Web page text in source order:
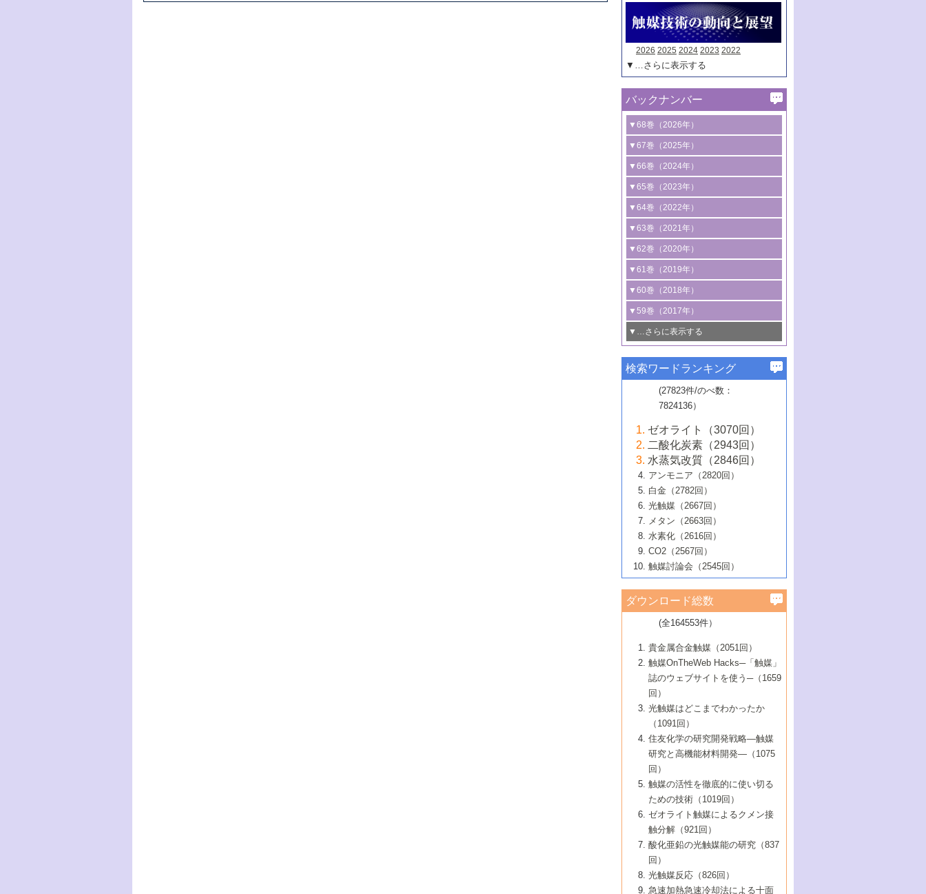
2026 2025 2024 2023 2022
▼…さらに表示する
バックナンバー
▼68巻（2026年）
1号 過酸化水素合成に関する研究動向
2号 コンピューター技術により加速する
触媒開発
3号 有機分子変換やCO 資源化のための
光触媒に関する最近の研究
B号 第137回触媒討論会（2026年）
▼67巻（2025年）
1号 CO
水素化によるグリーン燃料/グリ
ーンケミカル製造
2号 水素製造のための水分解技術に関す
る最近の研究
3号 オレフィン系樹脂の精密合成に関す
る最新技術
4号 アルコール類の効率的変換を実現す
る非貴金属触媒の研究動向
5号 ゼオライトの合成と応用における研
究動向
6号 ヘテロ接合界面
B号 第135回触媒討論会（2025年）
▼66巻（2024年）
1号 低次元ナノ構造を有する触媒材料
2号 規制反応場を活用した固体触媒研究
の新展開
3号 未踏分子変換を目指した酸化触媒プ
ロセスの最前線
4号 シンクロトロン放射光および中性子
線を利用した触媒解析技術の最先端
5号 単原子触媒
6号 参照触媒委員会からのお知らせ
B号 第133回触媒討論会（2023年）
▼65巻（2023年）
1号 炭素が関わる触媒機能
2号 プラスチックケミカルリサイクルの
ための触媒技術
3号 非酸化物系金属化合物を基盤とした
触媒材料の開発
4号 格子酸素・格子酸素欠陥を利用した
触媒反応
5号 生体触媒によるエネルギー変換反応
6号 窒素とリンの循環のための触媒・機
能性材料
▼64巻（2022年）
1号 合成ガス製造とCOを用いるケミカル
ズ合成の最新動向
2号 化学品合成のための合金触媒開発
3号 CO の排出削減および有効活用のた
めの触媒技術
4号 若手による情報発信企画～とびたて
若き触媒の研究者たち～（1）
若き触媒の研究者たち～（2）
6号 石油のノーブル・ユースを志向した
触媒技術
大学：オンライン・対面開催）
▼63巻（2021年）
1号 金触媒の新展開
2号 ペロブスカイト
3号 特殊反応場を利用した触媒的分子変
換反応
4号 多孔質材料を用いた触媒の新展開
5号 情報学的手法を用いた触媒開発
6号 カーボンニュートラルに向けた電解
技術
B号 第127回触媒討論会（2021年・オン
ライン開催(Zoom)のみ）
▼62巻（2020年）
1号 触媒設計を拓く欠陥構造のキャラク
タリゼーション
2号 機能化学品製造に資するクリーンな
触媒的酸化反応
3号 水処理のための触媒化学
4号 光触媒を用いた水分解の最新の研究
動向
5号 次世代の触媒プロセスを支えるマイ
6号 メタン転換技術の最新動向
B号 第125回触媒討論会（2020年・工学
院大学）
▼61巻（2019年）
1号 物質移動制御に着目した触媒プロセ
ス開発
2号 CO2 フリー水素サプライチェーンに
関わる触媒開発動向
3号 精密高分子合成に関する最近の研究
動向
4号 バイオマス化成品製造のための触媒
5号 固体触媒による含窒素有機化合物変
換の最前線
6号 貴金属使用量低減に向けた自動車排
ガス浄化触媒の開発
B号 第123回触媒討論会（2019年・大阪
▼60巻（2018年）
1号 固体酸触媒の最新の研究動向
2号 二酸化炭素からの有用化学品合成
3号 ナノ粒子・クラスター触媒の最前線
4号 60周年記念企画
5号 進化するゼオライト合成技術
6号 非貴金属系触媒における電気化学的
B号 第121回触媒討論会（2018年・東京
大学）
▼59巻（2017年）
1号 いたるところに，触媒
最先端技術
3号 無機分離膜材料の開発と触媒反応プ
ロセスへの適用
5号 水素のふるまいを解き明かす最先端
研究
6号 低級アルカンの有効利用のための触
媒技術
B号 第119回触媒討論会（2017年・首都
大学東京）
▼…さらに表示する
1号 ユニークな構造の高分子を生み出す触
2号 リグニンからの化成品製造に向けた触
媒技術
3号 触媒研究の最先端～とびたて若き研究
者たち～（1）
4号 触媒研究の最先端～とびたて若き研究
者たち～（2）
5号 触媒研究の最先端～とびたて若き研究
者たち～（3）
6号 イオニクス材料と燃料電池・電解合成
の最新の研究動向
B号 第117回触媒討論会（2016年・大阪府
立大学）
▼57巻（2015年）
1号 水素キャリアにかかわる触媒技術の新
2号 石油精製用触媒の最近の進展
3号 固体酸化物形燃料電池（SOFC）におけ
るアノード触媒上での燃料直接改質技術
4号 コアシェル構造の制御による触媒機能
5号 工業触媒およびその周辺技術の最近の
進歩
6号 ナノシート
B号 第115回触媒討論会（2015年・成蹊大
▼56巻（2014年）
2号 光触媒反応機構に関する最新の研究動
向
開発動向
4号 人工光合成に向けた近年のアプローチ
5号 未利用熱エネルギーの有効活用に貢献
する触媒技術
6号 ポリオキソメタレート
B号 第113回触媒討論会（2014年・ロワジ
ールホテル豊橋）
1号 高耐久性燃料電池システム用触媒にお
ける新展開
2号 リビングラジカル重合の最近の動向
3号 天然ガスの化学工業的展開に関する触
媒技術
4号 貴金属触媒の精密構造制御とその活用
5号 バイオマス化成品製造のための固体触
6号 ナノ空間─吸着状態解析から新機能開拓
B号 第111回触媒討論会（2013年・関西大
▼54巻（2012年）
1号 規則性多孔体の利用技術における最近
の進歩
2号 第109回触媒討論会
3号 貴金属低減技術の最新動向
4号 貴金属代替技術の最新動向
5号 光触媒による物質変換反応の新展開
6号 グラフェン
7号 水素を利用する化成品合成の新潮流
▼53巻（2011年）
1号 金属学から見る合金触媒の新展開
2号 第107回触媒討論会
3号 触媒のその場観察法の進歩（１）
4号 触媒のその場観察法の進歩（２）
5号 不活性結合の触媒的活性化による有機
合成
6号 新しい固体酸触媒技術
7号 ゼオライト合成における最近の進歩
▼52巻（2010年）
1号 触媒の劣化対策と長寿命触媒開発
2号 第105回触媒討論会
3号 ナノ構造が拓く新機能
4号 活性サイトおよびその環境の精密な設
計による触媒の高機能化
5号 触媒を有効に使うための技術
7号 有機分子触媒による精密有機合成
8号 高機能化ポリオレフィンに向けた重合
触媒の最近の進展
1号 炭素材料－熱い注目を集める材料－
2号 第103回触媒討論会
3号 環境浄化用光触媒の現状と課題
4号 水素社会の実現に向けた水素製造・貯
蔵技術の進歩
5号 CO2が関わる触媒・材料
7号 持続可能社会実現のための触媒および
触媒関連技術
▼50巻（2008年）
1号 触媒化学と学会のこの10年，半世紀，
そして未来
2号 第101回触媒討論会
4号 錯体を利用したユニークな表面構造の
構築と機能
5号 若手会員による触媒研究の未来展望1：
企業編
6号 第102回触媒討論会
7号 触媒・化学反応における計算化学の進
8号 若手研究者による触媒研究の未来展望
2：大学・研究所編
▼49巻（2007年）
1号 含フッ素化合物の合成と触媒
2号 第99回触媒討論会
3号 実用的ファインケミカル合成プロセス
を実現する触媒
5号 こんな物質，あんな物質―新たな触媒
の可能性―
7号 『結晶の化学』を活かした触媒研究
8号 イオン液体の応用
▼48巻（2006年）
1号 固体酸触媒の最近の進歩
2号 第97回触媒討論会
3号 リビング重合触媒の最近の展開
5号 水素製造・貯蔵のための触媒技術の新
しい展開
6号 第98回触媒討論会
7号 基礎化学品製造の触媒技術
8号 多機能型リアクター
1号 最近の触媒担体とその効果
2号 第95回触媒討論会
4号 水分解用光触媒材料
5号 時間分解分光の進歩と応用
6号 第96回触媒討論会
8号 超臨界流体を用いた化学プロセスの新
▼46巻（2004年）
1号 部分酸化反応触媒の最前線
2号 第93回触媒討論会
3号 特殊エネルギー場の触媒反応
4号 生体内における金属の触媒作用
5号 ファインケミカルズの展開に寄与する
6号 第94回触媒討論会
7号 サブナノレベルでみた新しい表面現象
8号 オレフィン重合触媒の新たな展
▼45巻（2003年）
1号 なぜこの触媒が良いのか？
2号 第91回触媒討論会
3号 最近の自動車排ガス処理技術
4号 触媒研究の現状と将来─第90回触媒討論
5号 基礎化学品製造の触媒技術
6号 第92回触媒討論会
7号 基礎化学品製造の触媒技術
8号 資源の循環と触媒技術
▼44巻（2002年）
1号 高次制御された触媒の化学
2号 第89回触媒討論会
3号 触媒を利用した電気化学の新展開
4号 ナノ材料の調製と機能化
5号 こんな触媒が欲しい
6号 第90回触媒討論会
7号 触媒研究と学術雑誌/情報
8号 若い世代からみた触媒化学の現状と未
▼43巻（2001年）
1号 グリーンケミストリーと触媒
2号 第87回触媒討論会特集号
3号 生体触媒とバイオプロセス
4号 水素製造・利用の触媒化学
5号 触媒研究における新しい切り口：コン
ビナトリアルケミストリー
6号 第88回触媒討論会特集号
7号 企業における触媒研究のブレークスル
8号 この材料を触媒として使ってみません
▼42巻（2000年）
1号 触媒反応工学の明日を拓く
2号 第85回触媒討論会
3号 反応ダイナミクス
5号 触媒のおもしろさをどのように伝える
6号 第86回触媒討論会
7号 水素化精製触媒の新しい展開
8号 新しい反応性と機能性を目指した金属
クラスタ-化学
▼41巻（1999年）
1号 孔、穴、あな?-特異な空間とその利用-
2号 第83回触媒討論会
3号 均一系触媒反応最前線
4号 実用炭素材料の新展開
5号 研究の方法論を考える
7号 機能性金属材料と触媒
8号 触媒研究へのNMRの応用と展望
▼40巻（1998年）
進展と21世紀への提言/創立40周年記念・触
媒学会この10年の歩みとこれから/創立40周
2号 第81回触媒討論会
3号 計算機触媒化学へのさそい
4号 触媒劣化の制御と予測
5号 最新の実用プロセスと触媒
6号 第82回触媒討論会
1号 均一系と不均一系触媒反応-その特徴と
接点
2号 第79回触媒討論会
3号 最新NO除去触媒の実用化研究
4号 新しい反応場を目指した触媒調製
5号 反応・分離技術の新しい展開
6号 第80回触媒討論会
▼38巻（1996年）
1号 触媒の構造と触媒作用/C1化学を中心と
する21世紀への触媒
3号 オリンピックメダル:金・銀・銅はどん
な触媒作用を示すか
4号 触媒作用における機能の複合化
▼37巻（1995年）
1号 ファインケミカルズと固体触媒
2号 第75回触媒討論会
3号 希土類を利用した触媒
4号 触媒とリサイクル
5号 エネルギー変換触媒
▼36巻（1994年）
1号 電気化学と触媒
2号 第73回触媒討論会
3号 C4化学の展開
4号 《通常号》
▼35巻（1993年）
1号 工業触媒開発マニュアル―探索から工
業化まで
2号 第71回触媒討論会
▼34巻（1992年）
1号 インパクトを与えたこの研究
2号 第69回触媒討論会
▼33巻（1991年）
1号 触媒プロセス開発マニュアル―探索か
▼32巻（1990年）
検索ワードランキング
(27823件/のべ数：
7824136）
ゼオライト（3070回）
二酸化炭素（2943回）
水蒸気改質（2846回）
アンモニア（2820回）
白金（2782回）
光触媒（2667回）
メタン（2663回）
水素化（2616回）
CO2（2567回）
触媒討論会（2545回）
ダウンロード総数
(全164553件）
貴金属合金触媒（2051回）
触媒OnTheWeb Hacks─「触媒」
誌のウェブサイトを使う─（1659
回）
光触媒はどこまでわかったか
（1091回）
住友化学の研究開発戦略―触媒
研究と高機能材料開発―（1075
回）
触媒の活性を徹底的に使い切る
ための技術（1019回）
ゼオライト触媒によるクメン接
触分解（921回）
酸化亜鉛の光触媒能の研究（837
回）
光触媒反応（826回）
急速加熱急速冷却法による十面